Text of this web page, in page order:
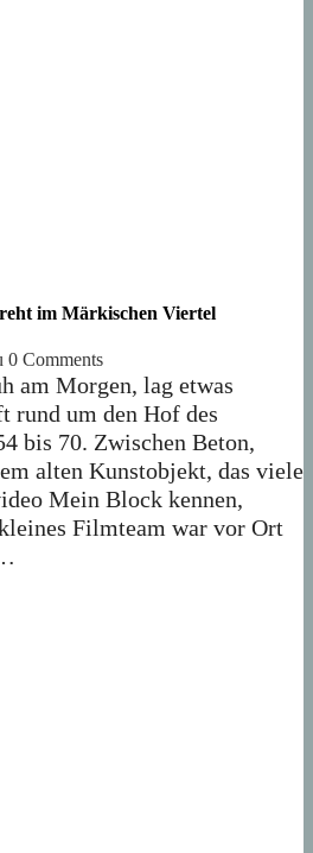
im Märkischen Viertel
0 Comments
am Morgen, lag etwas
rund um den Hof des
bis 70. Zwischen Beton,
alten Kunstobjekt, das viele
Mein Block kennen,
Filmteam war vor Ort